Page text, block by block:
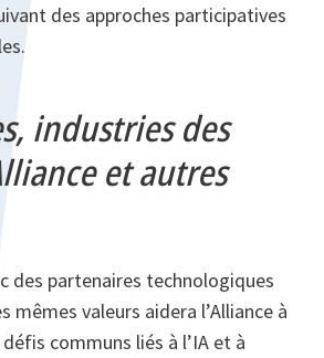
des approches participatives
industries des
et autres
des partenaires technologiques
mêmes valeurs aidera l’Alliance à
communs liés à l’IA et à